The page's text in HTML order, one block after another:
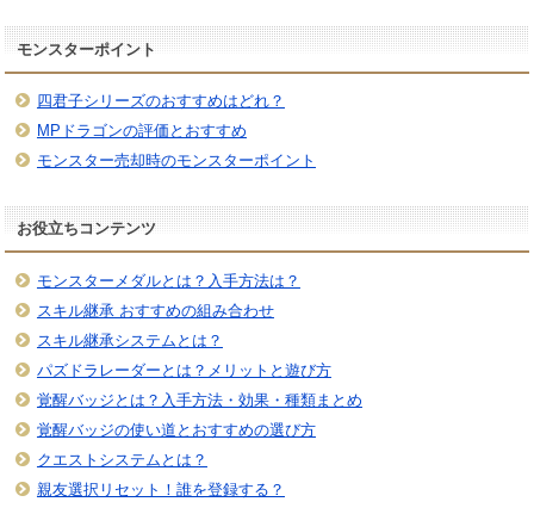
モンスターポイント
四君子シリーズのおすすめはどれ？
MPドラゴンの評価とおすすめ
モンスター売却時のモンスターポイント
お役立ちコンテンツ
モンスターメダルとは？入手方法は？
スキル継承 おすすめの組み合わせ
スキル継承システムとは？
パズドラレーダーとは？メリットと遊び方
覚醒バッジとは？入手方法・効果・種類まとめ
覚醒バッジの使い道とおすすめの選び方
クエストシステムとは？
親友選択リセット！誰を登録する？